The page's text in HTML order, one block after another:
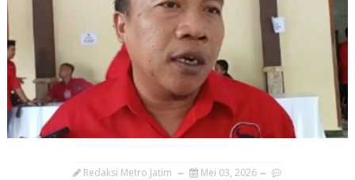
Redaksi Metro Jatim Mei 03, 2026